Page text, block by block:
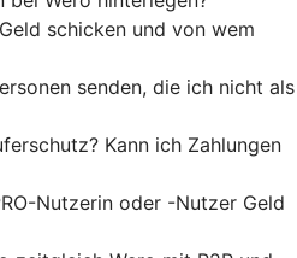
schicken und von wem
senden, die ich nicht als
Kann ich Zahlungen
Nutzerin oder -Nutzer Geld